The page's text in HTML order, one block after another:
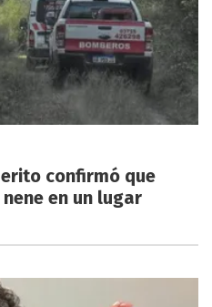
confirmó que
en un lugar